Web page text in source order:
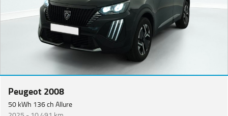
Peugeot 2008
50 kWh 136 ch Allure